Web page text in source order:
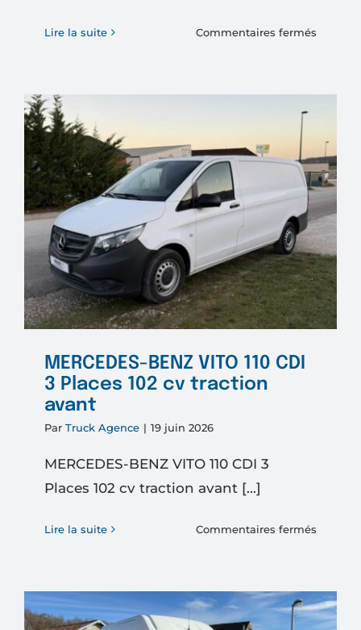
Lire la suite Commentaires fermés
cv
MERCEDES-BENZ VITO 110 CDI
3 Places 102 cv traction
avant
Par Truck Agence | 19 juin 2026
MERCEDES-BENZ VITO 110 CDI 3
Places 102 cv traction avant [...]
Lire la suite Commentaires fermés
110
CDI